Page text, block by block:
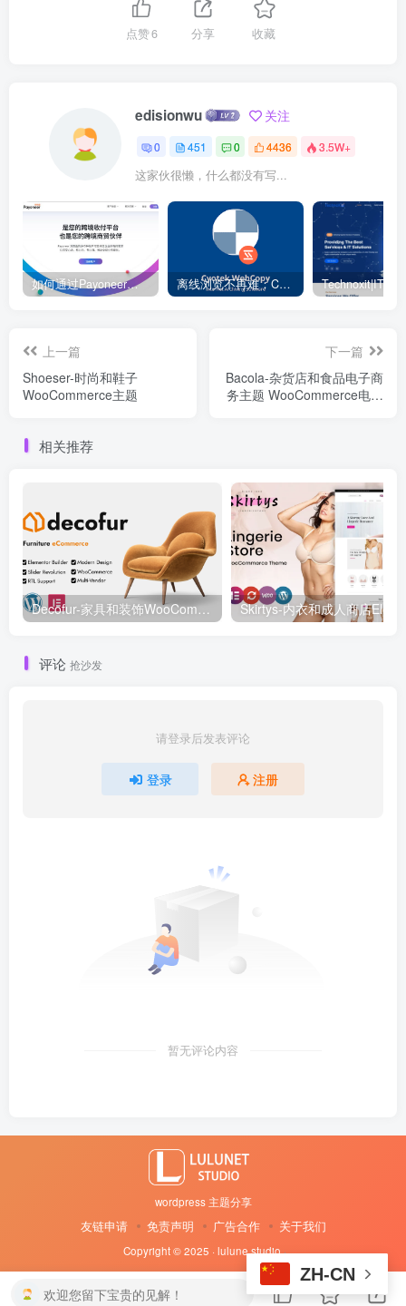
点赞6 分享 收藏
edisionwu 关注
0 451 0 4436 3.5W+
这家伙很懒，什么都没有写...
如何通过Payoneer派安盈转账？ – 电商独立站 离线浏览不再难：Cyotek WebCopy 助你轻松下载整站
上一篇
Shoeser-时尚和鞋子
WooCommerce主题
下一篇
Bacola-杂货店和食品电子商
务主题 WooCommerce电子
相关推荐
Decofur-家具和装饰WooCommerce WordPress主题WooCommerce主题
评论 抢沙发
请登录后发表评论
登录 注册
暂无评论内容
wordpress 主题分享
友链申请 免责声明 广告合作 关于我们
Copyright © 2025 · lulune studio·
ZH-CN
欢迎您留下宝贵的见解！
6